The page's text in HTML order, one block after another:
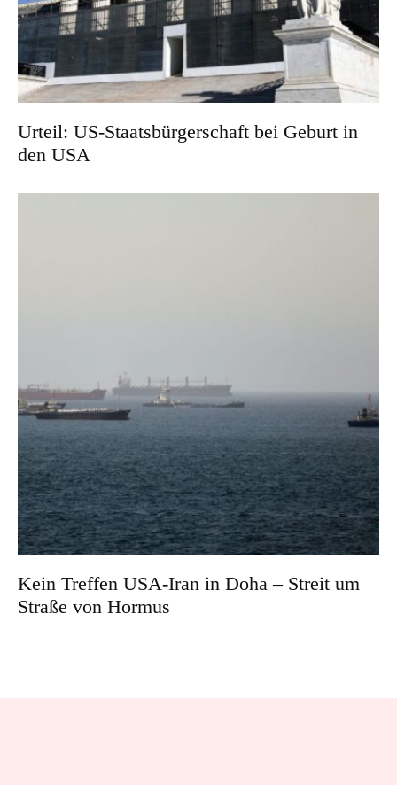
Urteil: US-Staatsbürgerschaft bei Geburt in
den USA
Kein Treffen USA-Iran in Doha – Streit um
Straße von Hormus